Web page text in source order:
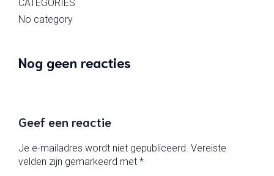
CATEGORIES
No category
Nog geen reacties
Geef een reactie
Je e-mailadres wordt niet gepubliceerd. Vereiste
velden zijn gemarkeerd met *